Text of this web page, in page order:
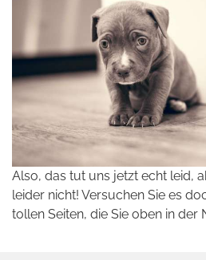
Also, das tut uns jetzt echt leid,
leider nicht! Versuchen Sie es
tollen Seiten, die Sie oben in der